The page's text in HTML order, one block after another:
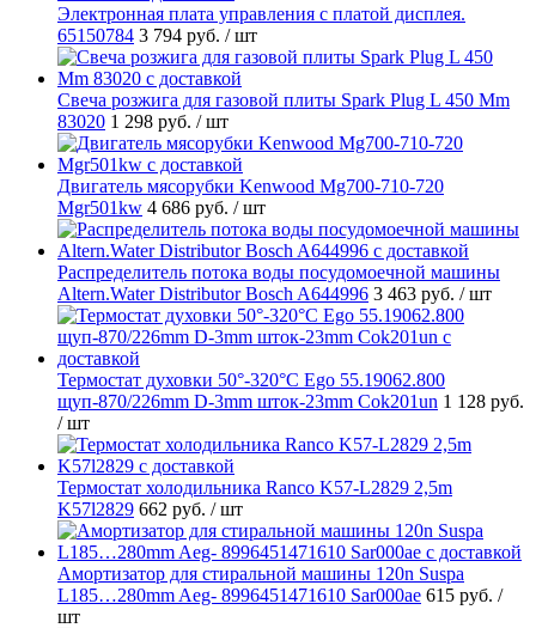
Электронная плата управления с платой дисплея.
65150784 3 794 руб. / шт
Свеча розжига для газовой плиты Spark Plug L 450 Mm
83020 1 298 руб. / шт
Двигатель мясорубки Kenwood Mg700-710-720
Mgr501kw 4 686 руб. / шт
Распределитель потока воды посудомоечной машины
Altern.Water Distributor Bosch A644996 3 463 руб. / шт
Термостат духовки 50°-320°C Ego 55.19062.800
щуп-870/226mm D-3mm шток-23mm Cok201un 1 128 руб.
/ шт
Термостат холодильника Ranco K57-L2829 2,5m
K57l2829 662 руб. / шт
Амортизатор для стиральной машины 120n Suspa
L185…280mm Aeg- 8996451471610 Sar000ae 615 руб. /
шт